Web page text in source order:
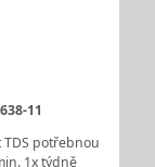
11
TDS potřebnou
1x týdně